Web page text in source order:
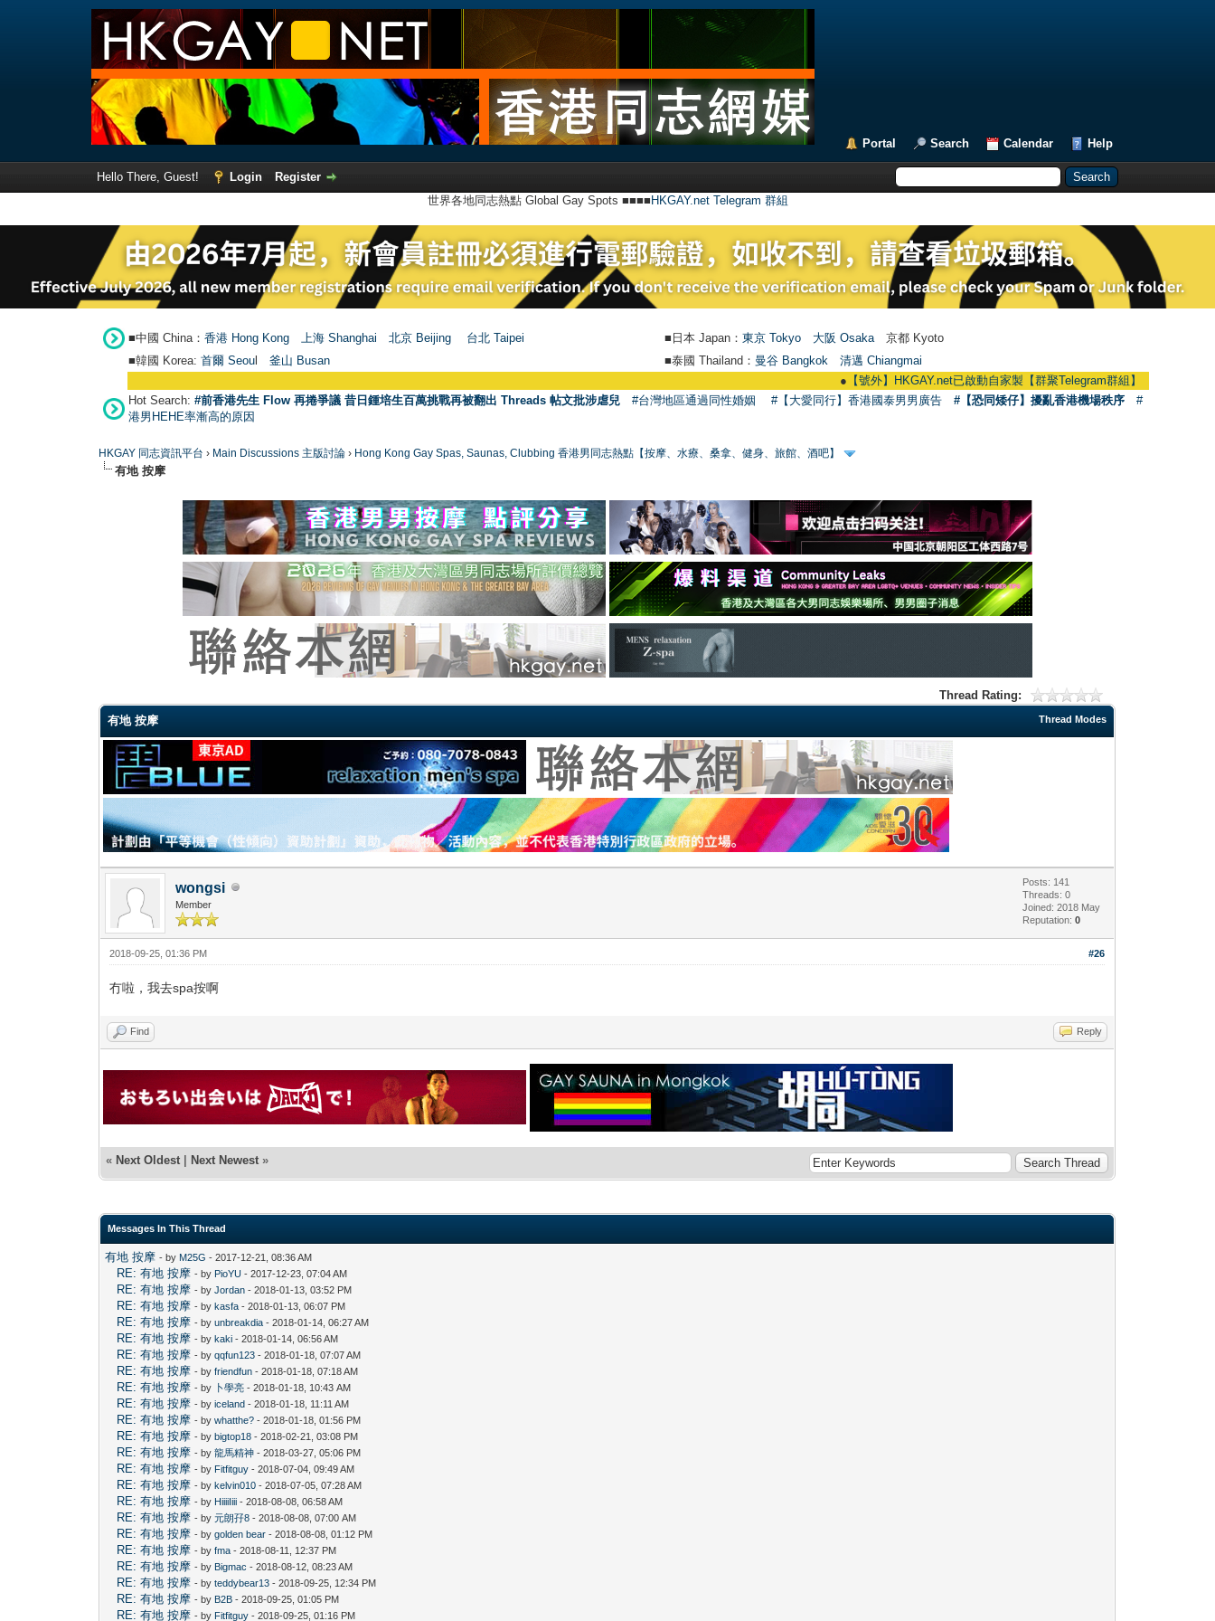
Portal Search Calendar Help
Hello There, Guest! Login
Register
世界各地同志熱點 Global Gay Spots ■■■■ HKGAY.net Telegram 群組
■中國 China： 香港 Hong Kong 上海 Shanghai 北京 Beijing 台北 Taipei ■日本 Japan： 東京 Tokyo 大阪 Osaka 京都 Kyoto
■韓國 Korea: 首爾 Seou 釜山 Busan ■泰國 Thailand： 曼谷 Bangkok
清邁 Chiangmai
【號外】HKGAY.net已啟動自家製【群聚Telegram群組】 HKGAY.net has
Hot Search: #前香港先生 Flow 再捲爭議 昔日鍾培生百萬挑戰再被翻出 Threads 帖文批涉虐兒 #台灣地區通過同性婚姻 #【大愛同行】香港國泰男男廣告 #【恐同矮仔】擾亂香港機場秩序
#
港男HEHE率漸高的原因
HKGAY 同志資訊平台 › Main Discussions 主版討論 › Hong Kong Gay Spas, Saunas, Clubbing 香港男同志熱點【按摩、水療、桑拿、健身、旅館、酒吧】
有地 按摩
Thread Rating:
Thread Modes
有地 按摩
wongsi
Member
Posts: 141
Threads: 0
Joined: 2018 May
Reputation:0
#26
2018-09-25, 01:36 PM
冇啦，我去spa按啊
Find Reply
« Next Oldest | Next Newest »
Messages In This Thread
有地 按摩 - by M25G - 2017-12-21, 08:36 AM
RE: 有地 按摩 - by PioYU - 2017-12-23, 07:04 AM
RE: 有地 按摩 - byJordan - 2018-01-13, 03:52 PM
RE: 有地 按摩 - bykasfa - 2018-01-13, 06:07 PM
RE: 有地 按摩 - byunbreakdia - 2018-01-14, 06:27 AM
RE: 有地 按摩 - bykaki - 2018-01-14, 06:56 AM
RE: 有地 按摩 - byqqfun123 - 2018-01-18, 07:07 AM
RE: 有地 按摩 - byfriendfun - 2018-01-18, 07:18 AM
RE: 有地 按摩 - by 卜學亮 - 2018-01-18, 10:43 AM
RE: 有地 按摩 - byiceland - 2018-01-18, 11:11 AM
RE: 有地 按摩 - bywhatthe? - 2018-01-18, 01:56 PM
RE: 有地 按摩 - bybigtop18 - 2018-02-21, 03:08 PM
RE: 有地 按摩 - by龍馬精神 - 2018-03-27, 05:06 PM
RE: 有地 按摩 - by Fitfitguy - 2018-07-04, 09:49 AM
RE: 有地 按摩 - bykelvin010 - 2018-07-05, 07:28 AM
RE: 有地 按摩 - by HiiiiIiii - 2018-08-08, 06:58 AM
RE: 有地 按摩 - by元朗孖8 - 2018-08-08, 07:00 AM
RE: 有地 按摩 - bygolden bear - 2018-08-08, 01:12 PM
RE: 有地 按摩 - byfma - 2018-08-11, 12:37 PM
RE: 有地 按摩 - by Bigmac - 2018-08-12, 08:23 AM
RE: 有地 按摩 - byteddybear13 - 2018-09-25, 12:34 PM
RE: 有地 按摩 - by B2B - 2018-09-25, 01:05 PM
RE: 有地 按摩 - by Fitfitguy - 2018-09-25, 01:16 PM